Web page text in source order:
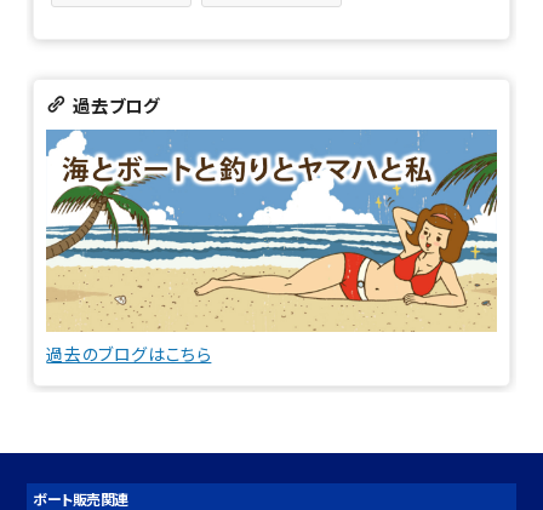
過去ブログ
過去のブログはこちら
ボート販売関連